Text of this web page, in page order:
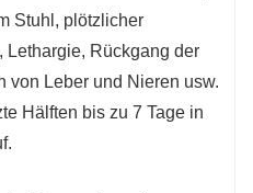
Stuhl, plötzlicher
Lethargie, Rückgang der
von Leber und Nieren usw.
Hälften bis zu 7 Tage in